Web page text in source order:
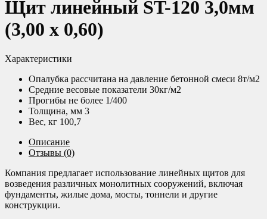
Щит линейный ST-120 3,0мм
(3,00 х 0,60)
Характеристики
Опалубка рассчитана на давление бетонной смеси 8т/м2
Средние весовые показатели 30кг/м2
Прогибы не более 1/400
Толщина, мм 3
Вес, кг 100,7
Описание
Отзывы (0)
Компания предлагает использование линейных щитов для
возведения различных монолитных сооружений, включая
фундаменты, жилые дома, мосты, тоннели и другие
конструкции.